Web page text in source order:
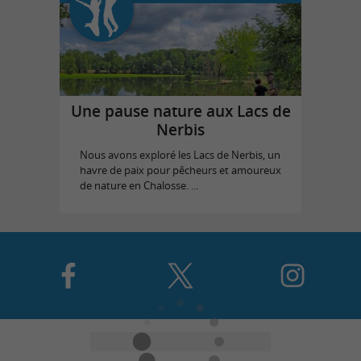
Une pause nature aux Lacs de
Nerbis
Nous avons exploré les Lacs de Nerbis, un
havre de paix pour pêcheurs et amoureux
de nature en Chalosse. ...